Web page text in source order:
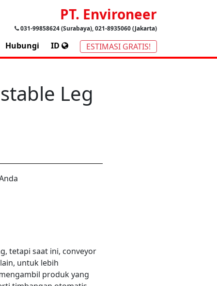
PT. Environeer
031-99858624 (Surabaya), 021-8935060 (Jakarta)
Hubungi ID ESTIMASI GRATIS!
This site is protected by reCAPTCHA and the Google
PolicyandTerms of Service
Leg
tetapi saat ini, conveyor
untuk lebih
produk yang